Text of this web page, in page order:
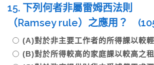
15. 下列何者非屬雷姆西法則
（Ramsey rule）之應用？
(A)對於非主要工作者的所得課以較
(B)對於所得較高的家庭課以較高之